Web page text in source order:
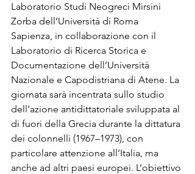
Laboratorio Studi Neogreci Mirsini
Zorba dell’Università di Roma
Sapienza, in collaborazione con il
Laboratorio di Ricerca Storica e
Documentazione dell’Università
Nazionale e Capodistriana di Atene. La
giornata sarà incentrata sullo studio
dell’azione antidittatoriale sviluppata al
di fuori della Grecia durante la dittatura
dei colonnelli (1967–1973), con
particolare attenzione all’Italia, ma
anche ad altri paesi europei. L’obiettivo